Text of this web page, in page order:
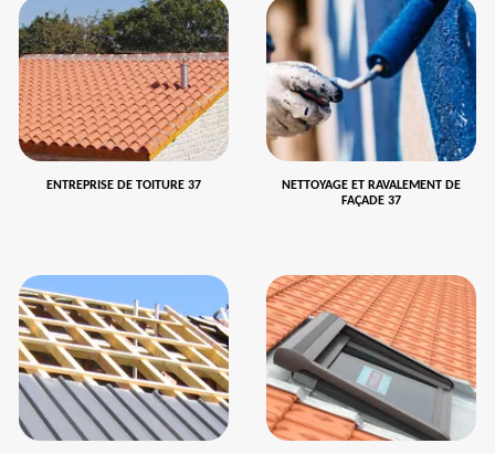
ENTREPRISE DE TOITURE 37
NETTOYAGE ET RAVALEMENT DE
FAÇADE 37